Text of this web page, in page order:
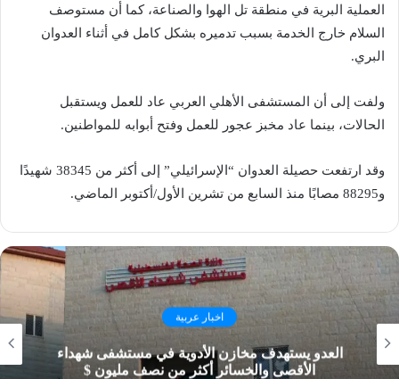
العملية البرية في منطقة تل الهوا والصناعة، كما أن مستوصف
السلام خارج الخدمة بسبب تدميره بشكل كامل في أثناء العدوان
البري.
ولفت إلى أن المستشفى الأهلي العربي عاد للعمل ويستقبل
الحالات، بينما عاد مخبز عجور للعمل وفتح أبوابه للمواطنين.
وقد ارتفعت حصيلة العدوان “الإسرائيلي” إلى أكثر من 38345 شهيدًا
و88295 مصابًا منذ السابع من تشرين الأول/أكتوبر الماضي.
اخبار عربية
العدو يستهدف مخازن الأدوية في مستشفى شهداء
الأقصى والخسائر أكثر من نصف مليون $